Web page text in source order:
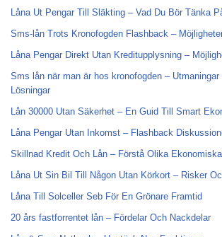
Låna Ut Pengar Till Släkting – Vad Du Bör Tänka
Sms-lån Trots Kronofogden Flashback –
Låna Pengar Direkt Utan Kreditupplysning –
Sms lån när man är hos kronofogden –
Lösningar
Lån 30000 Utan Säkerhet – En Guid Till Smart
Låna Pengar Utan Inkomst – Flashback
Skillnad Kredit Och Lån – Förstå Olika
Låna Ut Sin Bil Till Någon Utan Körkort – Risker
Låna Till Solceller Seb För En Grönare Framtid
20 års fastforrentet lån – Fördelar Och Nackdelar